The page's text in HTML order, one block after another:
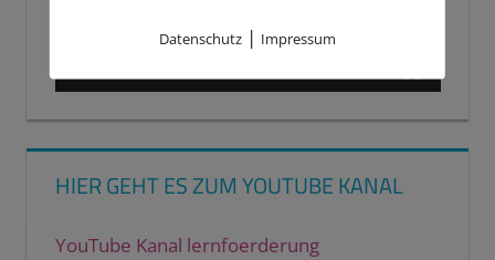
HIER GEHT ES ZUM YOUTUBE KANAL
YouTube Kanal lernfoerderung
Datenschutz| Impressum